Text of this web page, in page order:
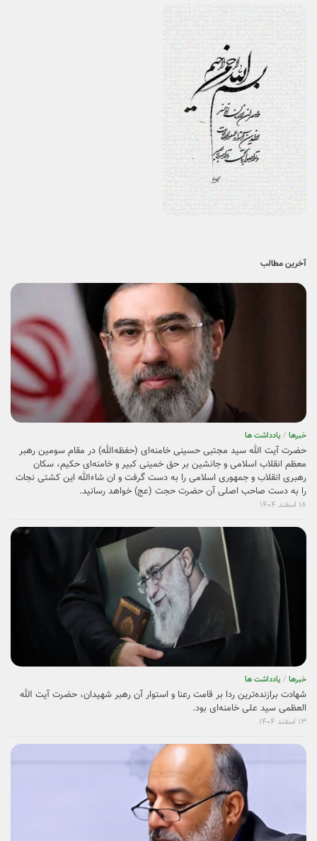
حضرت آیت الله سید مجتبی حسینی خامنه‌ای (حفظه‌الله) در مقام سومین
رهبر معظم انقلاب اسلامی و جانشین بر حق خمینی کبیر و خامنه‌ای حکیم، سکان
رهبری انقلاب و جمهوری اسلامی را به دست گرفت و ان شاءالله این کشتی نجات
را به دست صاحب اصلی آن حضرت حجت (عج) خواهد رسانید.
شهادت برازنده‌ترین ردا بر قامت رعنا و استوار آن رهبر شهیدان، حضرت آیت
الله العظمی سید علی خامنه‌ای بود.
اصرار اقلیتی غیر مردمی در سینما (بر جدایی از مردم و انقلاب) موجودیت
سینما را به خطر نمی ­اندازد؟
سینما، پلی برای معرفی اخلاق و یکتاپرستی پیامبر اسلام
نگاه ها به زن برگرفته از نگاه غرب به زن است
آخرین مطالب
خبرها یادداشت ها
حضرت آیت الله سید مجتبی حسینی خامنه‌ای (حفظه‌الله) در مقام سومین رهبر
رهبری انقلاب و جمهوری اسلامی را به دست گرفت و ان شاءالله این کشتی نجات
را به دست صاحب اصلی آن حضرت حجت (عج) خواهد رسانید.